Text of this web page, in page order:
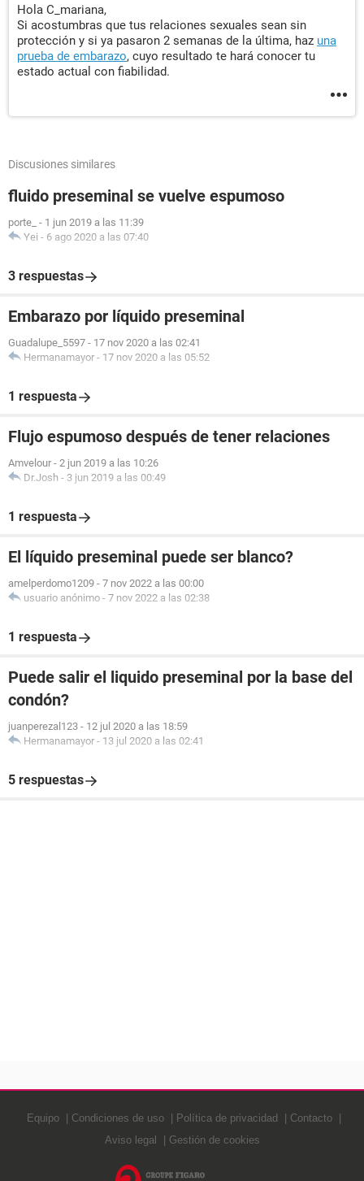
Hola C_mariana,
Si acostumbras que tus relaciones sexuales sean sin
protección y si ya pasaron 2 semanas de la última, haz una
prueba de embarazo, cuyo resultado te hará conocer tu
estado actual con fiabilidad.
Discusiones similares
fluido preseminal se vuelve espumoso
porte_ - 1 jun 2019 a las 11:39
Yei - 6 ago 2020 a las 07:40
3 respuestas
Embarazo por líquido preseminal
Guadalupe_5597 - 17 nov 2020 a las 02:41
Hermanamayor - 17 nov 2020 a las 05:52
1 respuesta
Flujo espumoso después de tener relaciones
Amvelour - 2 jun 2019 a las 10:26
Dr.Josh - 3 jun 2019 a las 00:49
1 respuesta
El líquido preseminal puede ser blanco?
amelperdomo1209 - 7 nov 2022 a las 00:00
usuario anónimo - 7 nov 2022 a las 02:38
1 respuesta
Puede salir el liquido preseminal por la base del
condón?
juanperezal123 - 12 jul 2020 a las 18:59
Hermanamayor - 13 jul 2020 a las 02:41
5 respuestas
Equipo Condiciones de uso Política de privacidad
Contacto
Aviso legal
Gestión de cookies